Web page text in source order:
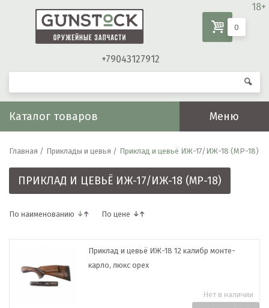
18+
+79043127912
0
Каталог товаров Меню
Главная / Приклады и цевья / Приклад и цевьё ИЖ-17/ИЖ-18 (МР-18)
ПРИКЛАД И ЦЕВЬЁ ИЖ-17/ИЖ-18 (МР-18)
По наименованию По цене
Приклад и цевьё ИЖ-18 12 калибр монте-
карло, люкс орех
Нет в наличии